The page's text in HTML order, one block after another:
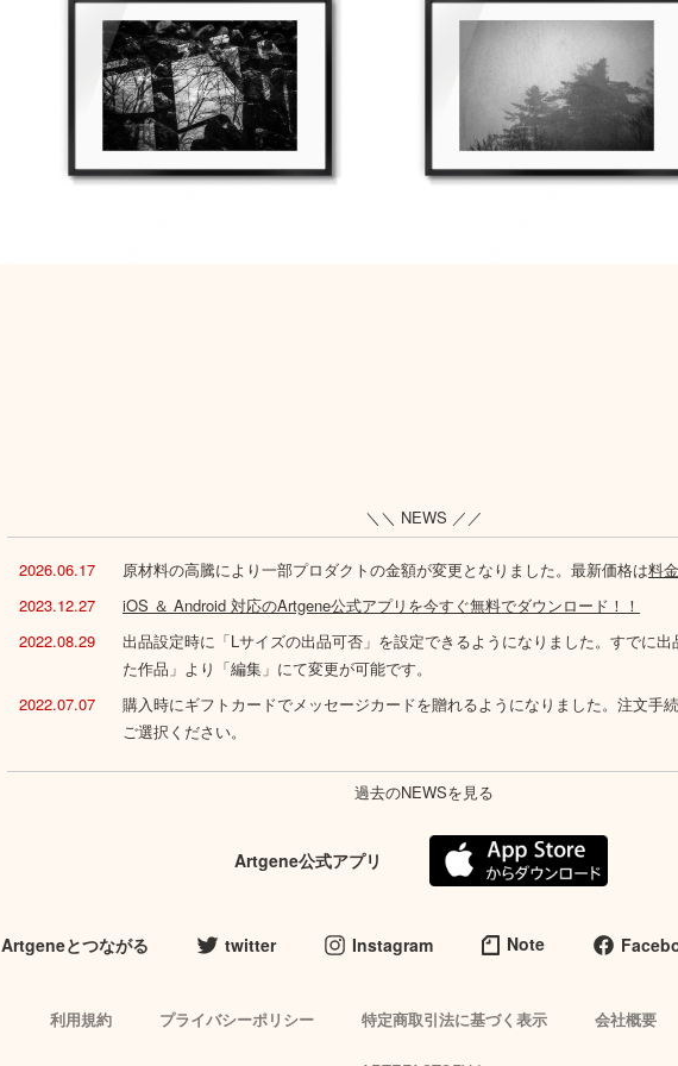
＼＼ NEWS ／／
2026.06.17 原材料の高騰により一部プロダクトの金額が変更となりました。最新価格は料
2023.12.27
iOS ＆ Android 対応のArtgene公式アプリを今すぐ無料でダウンロード！！
2022.08.29
出品設定時に「Lサイズの出品可否」を設定できるようになりました。すでに出
た作品」より「編集」にて変更が可能です。
2022.07.07
購入時にギフトカードでメッセージカードを贈れるようになりました。注文手
ご選択ください。
過去のNEWSを見る
Artgene公式アプリ
Artgeneとつながる twitter Instagram Note
利用規約 プライバシーポリシー 特定商取引法に基づく表示 会社概要